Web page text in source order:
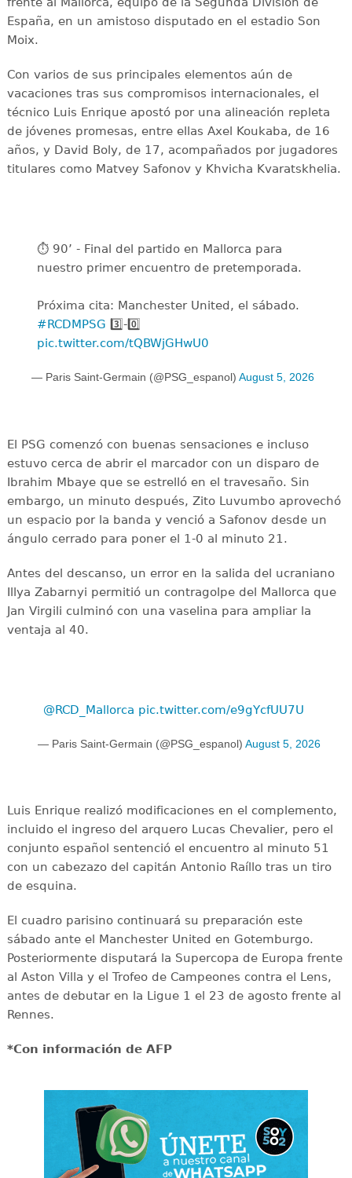
España, en un amistoso disputado en el estadio Son
Moix.
Con varios de sus principales elementos aún de
vacaciones tras sus compromisos internacionales, el
técnico Luis Enrique apostó por una alineación repleta
de jóvenes promesas, entre ellas Axel Koukaba, de 16
años, y David Boly, de 17, acompañados por jugadores
titulares como Matvey Safonov y Khvicha Kvaratskhelia.
⏱️ 90’ - Final del partido en Mallorca para
nuestro primer encuentro de pretemporada.
Próxima cita: Manchester United, el sábado.
#RCDMPSG 3️⃣-0️⃣
pic.twitter.com/tQBWjGHwU0
— Paris Saint-Germain (@PSG_espanol) August 5, 2026
El PSG comenzó con buenas sensaciones e incluso
estuvo cerca de abrir el marcador con un disparo de
Ibrahim Mbaye que se estrelló en el travesaño. Sin
embargo, un minuto después, Zito Luvumbo aprovechó
un espacio por la banda y venció a Safonov desde un
ángulo cerrado para poner el 1-0 al minuto 21.
Antes del descanso, un error en la salida del ucraniano
Illya Zabarnyi permitió un contragolpe del Mallorca que
Jan Virgili culminó con una vaselina para ampliar la
ventaja al 40.
@RCD_Mallorca pic.twitter.com/e9gYcfUU7U
— Paris Saint-Germain (@PSG_espanol) August 5, 2026
Luis Enrique realizó modificaciones en el complemento,
incluido el ingreso del arquero Lucas Chevalier, pero el
conjunto español sentenció el encuentro al minuto 51
con un cabezazo del capitán Antonio Raíllo tras un tiro
de esquina.
El cuadro parisino continuará su preparación este
sábado ante el Manchester United en Gotemburgo.
Posteriormente disputará la Supercopa de Europa frente
al Aston Villa y el Trofeo de Campeones contra el Lens,
antes de debutar en la Ligue 1 el 23 de agosto frente al
Rennes.
*Con información de AFP